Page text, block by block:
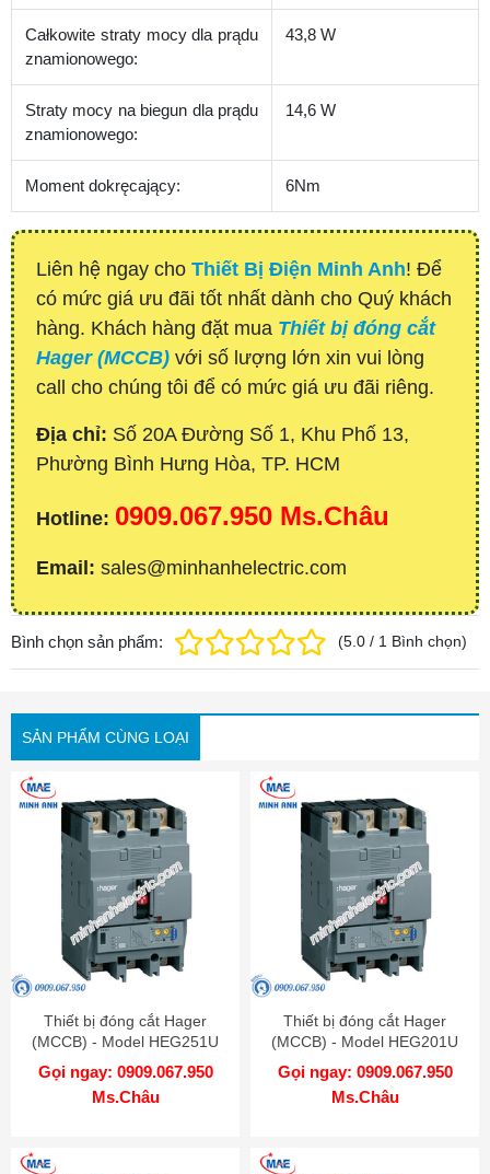
Całkowite straty mocy dla prądu
znamionowego:
43,8 W
Straty mocy na biegun dla prądu
znamionowego:
14,6 W
Moment dokręcający: 6Nm
Liên hệ ngay cho Thiết Bị Điện Minh Anh! Để
có mức giá ưu đãi tốt nhất dành cho Quý khách
hàng. Khách hàng đặt mua Thiết bị đóng cắt
Hager (MCCB) với số lượng lớn xin vui lòng
call cho chúng tôi để có mức giá ưu đãi riêng.
Địa chỉ: Số 20A Đường Số 1, Khu Phố 13,
Phường Bình Hưng Hòa, TP. HCM
Hotline: 0909.067.950 Ms.Châu
Email: sales@minhanhelectric.com
Bình chọn sản phẩm: (5.0 / 1 Bình chọn)
SẢN PHẨM CÙNG LOẠI
Thiết bị đóng cắt Hager
(MCCB) - Model HEG251U
Gọi ngay: 0909.067.950
Ms.Châu
Thiết bị đóng cắt Hager
(MCCB) - Model HEG201U
Gọi ngay: 0909.067.950
Ms.Châu